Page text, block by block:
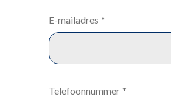
E-mailadres *
Telefoonnummer *